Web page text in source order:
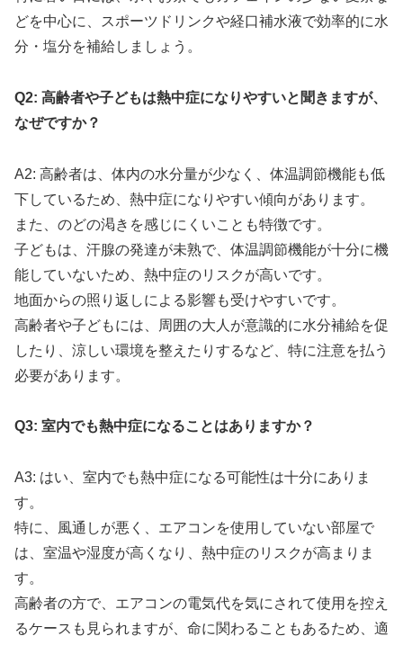
どを中心に、スポーツドリンクや経口補水液で効率的に水
分・塩分を補給しましょう。
Q2: 高齢者や子どもは熱中症になりやすいと聞きますが、
なぜですか？
A2: 高齢者は、体内の水分量が少なく、体温調節機能も低
下しているため、熱中症になりやすい傾向があります。
また、のどの渇きを感じにくいことも特徴です。
子どもは、汗腺の発達が未熟で、体温調節機能が十分に機
能していないため、熱中症のリスクが高いです。
地面からの照り返しによる影響も受けやすいです。
高齢者や子どもには、周囲の大人が意識的に水分補給を促
したり、涼しい環境を整えたりするなど、特に注意を払う
必要があります。
Q3: 室内でも熱中症になることはありますか？
A3: はい、室内でも熱中症になる可能性は十分にありま
す。
特に、風通しが悪く、エアコンを使用していない部屋で
は、室温や湿度が高くなり、熱中症のリスクが高まりま
す。
高齢者の方で、エアコンの電気代を気にされて使用を控え
るケースも見られますが、命に関わることもあるため、適